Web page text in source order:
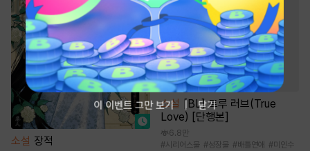
소설 장적
소설 [BL] 트루 러브(True
Love) [단행본]
6.8만
#시리어스물 #성장물 #배틀연애 #미인수
이 이벤트 그만 보기 닫기